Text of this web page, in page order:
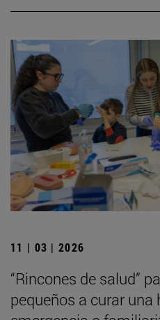
11 | 03 | 2026
“Rincones de salud”
pequeños a curar una